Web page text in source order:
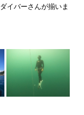
イバーさんが揃いま